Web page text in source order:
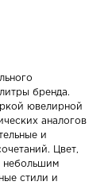
бренда.
ювелирной
аналогов
и
Цвет,
небольшим
стили и